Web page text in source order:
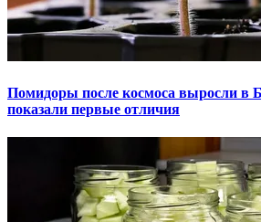
Помидоры после космоса выросли в
показали первые отличия